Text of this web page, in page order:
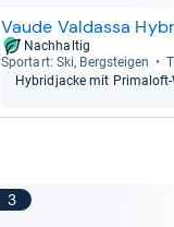
Vaude Valdassa
Nachhaltig
Sport­art: Ski, Berg­stei­gen
Hybri­d­ja­cke mit
3